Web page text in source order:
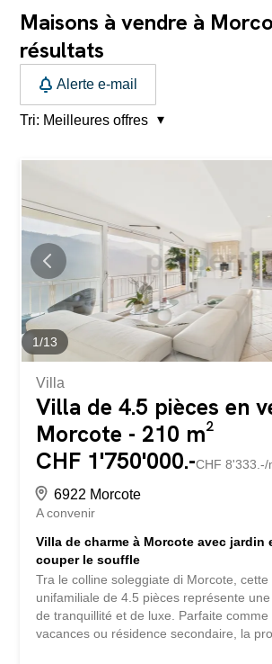
Maisons à vendre à
résultats
Alerte e-mail
Tri: Meilleures offres
1/13
Villa
Villa de 4.5 pièces en
Morcote - 210 m²
CHF 1'750'000.-CHF 8'333.-/
6922 Morcote
A convenir
Villa de charme à Morcote avec jardin
couper le souffle
Tra le colline soleggiate di Morcote,
unifamiliale de 4.5 pièces représente
de tranquillité et de luxe. Parfaite comme
vacances ou résidence secondaire, la